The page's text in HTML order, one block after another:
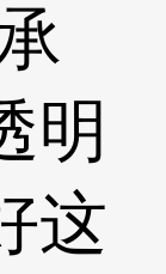
明
这